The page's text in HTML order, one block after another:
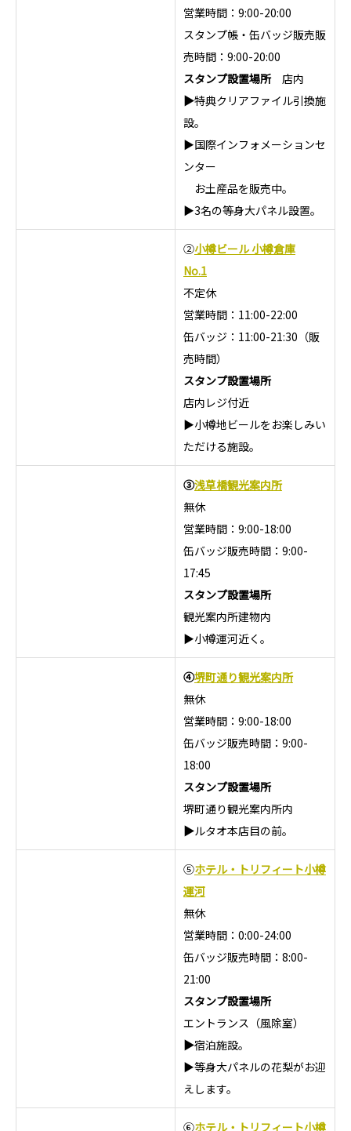
営業時間：9:00-20:00
スタンプ帳・缶バッジ販売販
売時間：9:00-20:00
スタンプ設置場所 店内
▶特典クリアファイル引換施
設。
▶国際インフォメーションセ
ンター
お土産品を販売中。
▶3名の等身大パネル設置。
②小樽ビール 小樽倉庫
No.1
不定休
営業時間：11:00-22:00
缶バッジ：11:00-21:30（販
売時間）
スタンプ設置場所
店内レジ付近
▶小樽地ビールをお楽しみい
ただける施設。
③浅草橋観光案内所
無休
営業時間：9:00-18:00
缶バッジ販売時間：9:00-
17:45
スタンプ設置場所
観光案内所建物内
▶小樽運河近く。
④堺町通り観光案内所
無休
営業時間：9:00-18:00
缶バッジ販売時間：9:00-
18:00
スタンプ設置場所
堺町通り観光案内所内
▶ルタオ本店目の前。
⑤ホテル・トリフィート小樽
運河
無休
営業時間：0:00-24:00
缶バッジ販売時間：8:00-
21:00
スタンプ設置場所
エントランス（風除室）
▶宿泊施設。
▶等身大パネルの花梨がお迎
えします。
⑥ホテル・トリフィート小樽